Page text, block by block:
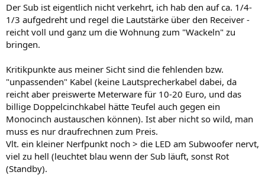
Der Sub ist eigentlich nicht verkehrt, ich hab den auf ca. 1/4-
1/3 aufgedreht und regel die Lautstärke über den Receiver -
reicht voll und ganz um die Wohnung zum "Wackeln" zu
bringen.
Kritikpunkte aus meiner Sicht sind die fehlenden bzw.
"unpassenden" Kabel (keine Lautsprecherkabel dabei, da
reicht aber preiswerte Meterware für 10-20 Euro, und das
billige Doppelcinchkabel hätte Teufel auch gegen ein
Monocinch austauschen können). Ist aber nicht so wild, man
muss es nur draufrechnen zum Preis.
Vlt. ein kleiner Nerfpunkt noch > die LED am Subwoofer nervt,
viel zu hell (leuchtet blau wenn der Sub läuft, sonst Rot
(Standby).